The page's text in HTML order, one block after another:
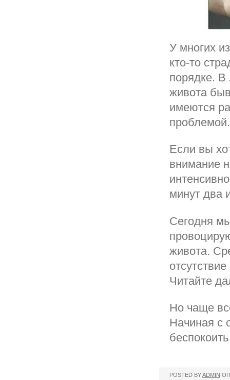
У многих
кто-то
порядке. В
живота
имеются
проблемой.
Если вы
внимание
минут два
Сегодня
живота.
Читайте
Но чаще
Начиная с
POSTED BYADMIN